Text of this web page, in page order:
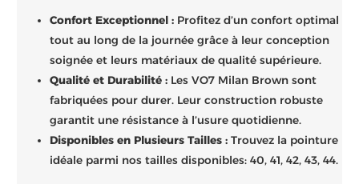
Confort Exceptionnel : Profitez d’un confort optimal
tout au long de la journée grâce à leur conception
soignée et leurs matériaux de qualité supérieure.
Qualité et Durabilité : Les VO7 Milan Brown sont
fabriquées pour durer. Leur construction robuste
garantit une résistance à l’usure quotidienne.
Disponibles en Plusieurs Tailles : Trouvez la pointure
idéale parmi nos tailles disponibles: 40, 41, 42, 43, 44.